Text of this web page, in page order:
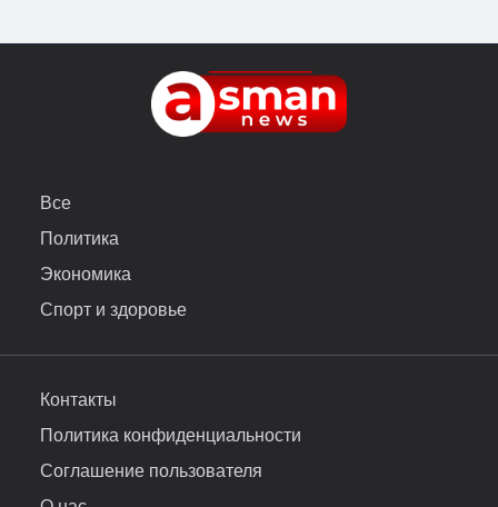
Все
Политика
Экономика
Спорт и здоровье
Контакты
Политика конфиденциальности
Соглашение пользователя